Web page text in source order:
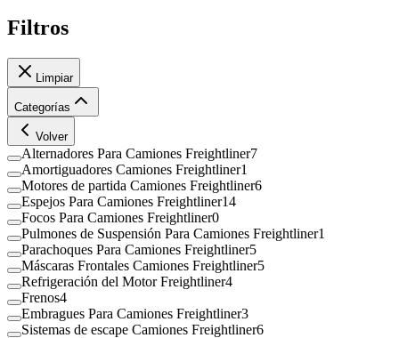
Filtros
Limpiar
Categorías
Volver
Alternadores Para Camiones Freightliner7
Amortiguadores Camiones Freightliner1
Motores de partida Camiones Freightliner6
Espejos Para Camiones Freightliner14
Focos Para Camiones Freightliner0
Pulmones de Suspensión Para Camiones Freightliner1
Parachoques Para Camiones Freightliner5
Máscaras Frontales Camiones Freightliner5
Refrigeración del Motor Freightliner4
Frenos4
Embragues Para Camiones Freightliner3
Sistemas de escape Camiones Freightliner6